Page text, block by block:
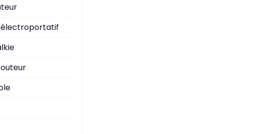
électroportatif